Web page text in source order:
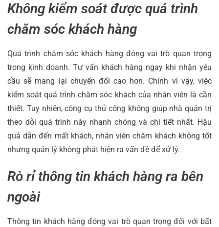
Không kiểm soát được quá trình
chăm sóc khách hàng
Quá trình chăm sóc khách hàng đóng vai trò quan trọng
trong kinh doanh. Tư vấn khách hàng ngay khi nhận yêu
cầu sẽ mang lại chuyển đổi cao hơn. Chính vì vậy, việc
kiểm soát quá trình chăm sóc khách của nhân viên là cần
thiết. Tuy nhiên, công cụ thủ công không giúp nhà quản trị
theo dõi quá trình này nhanh chóng và chi tiết nhất. Hậu
quả dẫn đến mất khách, nhân viên chăm khách không tốt
nhưng quản lý không phát hiện ra vấn đề để xử lý.
Rò rỉ thông tin khách hàng ra bên
ngoài
Thông tin khách hàng đóng vai trò quan trọng đối với bất